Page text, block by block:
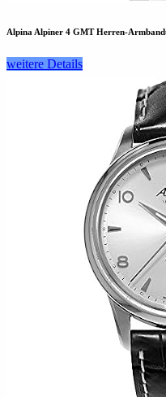
Alpina Alpiner 4 GMT Herren-
weitere Details